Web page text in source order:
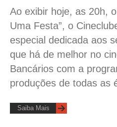
Ao exibir hoje, as 20h,
Uma Festa”, o
especial dedicada aos
que há de melhor no
Bancários com a
produções de todas as
Saiba Mais